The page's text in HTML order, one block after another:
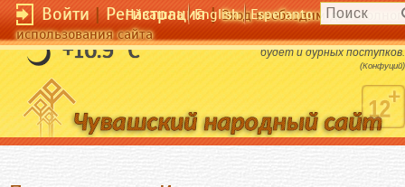
Войти|Регистрация|Вход необходим для
использования сайта
Чӑвашла English Esperanto
+16.9 °C
Если у тебя не будет дурных мыслей, не
будет и дурных поступков.
(Конфуций)